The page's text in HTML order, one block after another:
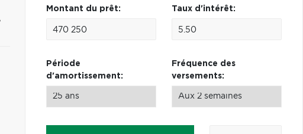
Montant du prêt: Taux d'intérêt:
Période
d'amortissement:
Fréquence des
versements: